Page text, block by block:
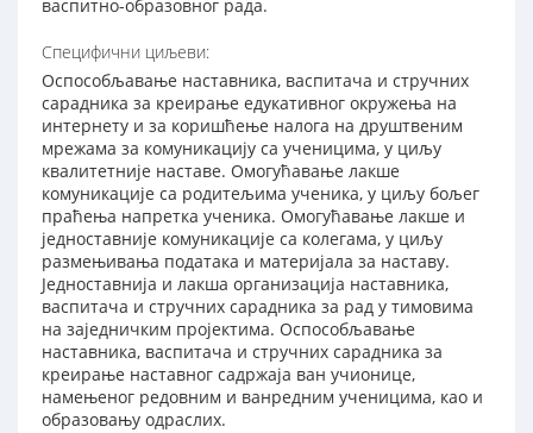
васпитно-образовног рада.
Специфични циљеви:
Оспособљавање наставника, васпитача и стручних
сарадника за креирање едукативног окружења на
интернету и за коришћење налога на друштвеним
мрежама за комуникацију са ученицима, у циљу
квалитетније наставе. Омогућавање лакше
комуникације са родитељима ученика, у циљу бољег
праћења напретка ученика. Омогућавање лакше и
једноставније комуникације са колегама, у циљу
размењивања података и материјала за наставу.
Једноставнија и лакша организација наставника,
васпитача и стручних сарадника за рад у тимовима
на заједничким пројектима. Оспособљавање
наставника, васпитача и стручних сарадника за
креирање наставног садржаја ван учионице,
намењеног редовним и ванредним ученицима, као и
образовању одраслих.